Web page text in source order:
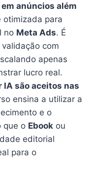
anúncios além
otimizada para
no Meta Ads. É
com
apenas
lucro real.
IA são aceitos nas
ensina a utilizar a
e o
que o Ebook ou
editorial
para o